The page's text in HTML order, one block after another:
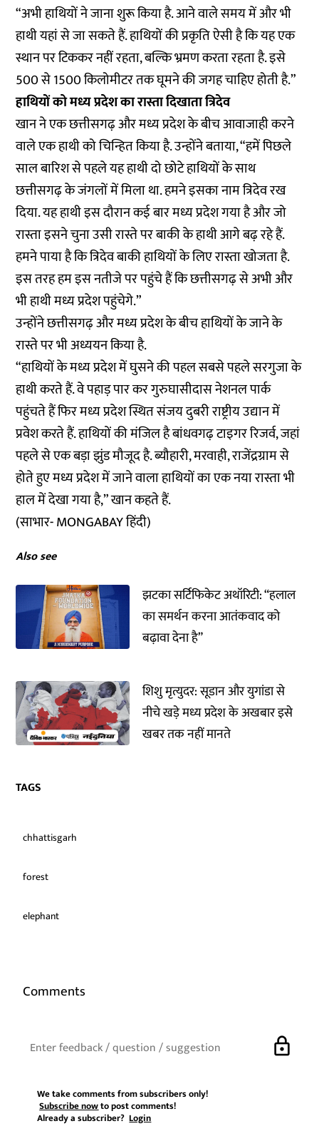
“अभी हाथियों ने जाना शुरू किया है. आने वाले समय में और भी
हाथी यहां से जा सकते हैं. हाथियों की प्रकृति ऐसी है कि यह एक
स्थान पर टिककर नहीं रहता, बल्कि भ्रमण करता रहता है. इसे
500 से 1500 किलोमीटर तक घूमने की जगह चाहिए होती है.”
हाथियों को मध्य प्रदेश का रास्ता दिखाता त्रिदेव
खान ने एक छत्तीसगढ़ और मध्य प्रदेश के बीच आवाजाही करने
वाले एक हाथी को चिन्हित किया है. उन्होंने बताया, “हमें पिछले
साल बारिश से पहले यह हाथी दो छोटे हाथियों के साथ
छत्तीसगढ़ के जंगलों में मिला था. हमने इसका नाम त्रिदेव रख
दिया. यह हाथी इस दौरान कई बार मध्य प्रदेश गया है और जो
रास्ता इसने चुना उसी रास्ते पर बाकी के हाथी आगे बढ़ रहे हैं.
हमने पाया है कि त्रिदेव बाकी हाथियों के लिए रास्ता खोजता है.
इस तरह हम इस नतीजे पर पहुंचे हैं कि छत्तीसगढ़ से अभी और
भी हाथी मध्य प्रदेश पहुंचेगे.”
उन्होंने छत्तीसगढ़ और मध्य प्रदेश के बीच हाथियों के जाने के
रास्ते पर भी अध्ययन किया है.
“हाथियों के मध्य प्रदेश में घुसने की पहल सबसे पहले सरगुजा के
हाथी करते हैं. वे पहाड़ पार कर गुरुघासीदास नेशनल पार्क
पहुंचते हैं फिर मध्य प्रदेश स्थित संजय दुबरी राष्ट्रीय उद्यान में
प्रवेश करते हैं. हाथियों की मंजिल है बांधवगढ़ टाइगर रिजर्व, जहां
पहले से एक बड़ा झुंड मौजूद है. ब्यौहारी, मरवाही, राजेंद्रग्राम से
होते हुए मध्य प्रदेश में जाने वाला हाथियों का एक नया रास्ता भी
हाल में देखा गया है,” खान कहते हैं.
(साभार-MONGABAY हिंदी)
Also see
झटका सर्टिफिकेट अथॉरिटी: “हलाल
का समर्थन करना आतंकवाद को
बढ़ावा देना है”
शिशु मृत्युदर: सूडान और युगांडा से
नीचे खड़े मध्य प्रदेश के अखबार इसे
खबर तक नहीं मानते
TAGS
chhattisgarh
forest
elephant
Comments
lock
We take comments from subscribers only!
Subscribe nowto post comments!
Already a subscriber?Login